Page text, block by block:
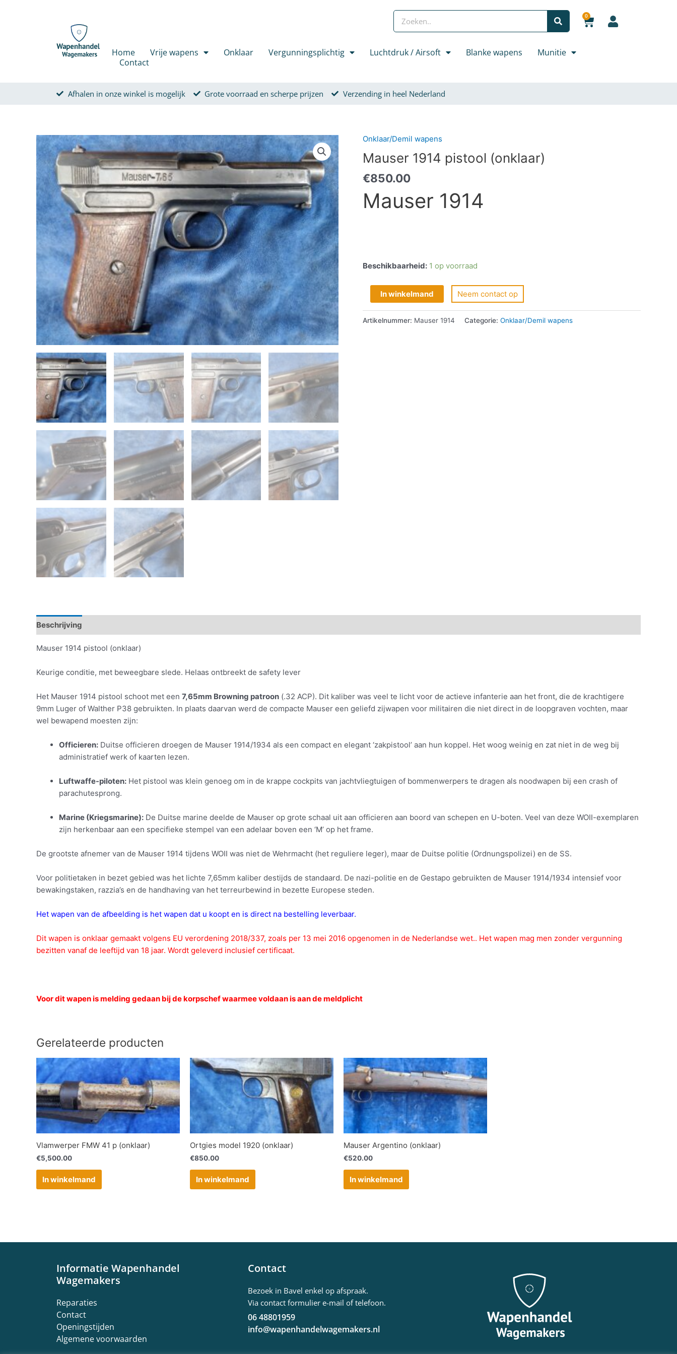
Zoeken
0
Winkelwagen
Home Vrije wapens Onklaar Vergunningsplichtig Luchtdruk / Airsoft Blanke wapens
Munitie
Contact
Afhalen in onze winkel is mogelijk Grote voorraad en scherpe prijzen Verzending in heel Nederland
Onklaar/Demil wapens
Mauser 1914 pistool (onklaar)
€850.00
Mauser 1914
Beschikbaarheid: 1 op voorraad
Mauser 1914 pistool (onklaar) aantal
In winkelmand Neem contact op
Artikelnummer: Mauser 1914 Categorie: Onklaar/Demil wapens
Beschrijving
Mauser 1914 pistool (onklaar)
Keurige conditie, met beweegbare slede. Helaas ontbreekt de safety lever
Het Mauser 1914 pistool schoot met een 7,65mm Browning patroon (.32 ACP). Dit kaliber was veel te licht voor de actieve infanterie aan het front, die de krachtigere
9mm Luger of Walther P38 gebruikten. In plaats daarvan werd de compacte Mauser een geliefd zijwapen voor militairen die niet direct in de loopgraven vochten, maar
wel bewapend moesten zijn:
Officieren: Duitse officieren droegen de Mauser 1914/1934 als een compact en elegant ‘zakpistool’ aan hun koppel. Het woog weinig en zat niet in de weg bij
administratief werk of kaarten lezen.
Luftwaffe-piloten: Het pistool was klein genoeg om in de krappe cockpits van jachtvliegtuigen of bommenwerpers te dragen als noodwapen bij een crash of
parachutesprong.
Marine (Kriegsmarine): De Duitse marine deelde de Mauser op grote schaal uit aan officieren aan boord van schepen en U-boten. Veel van deze WOII-exemplaren
zijn herkenbaar aan een specifieke stempel van een adelaar boven een ‘M’ op het frame.
De grootste afnemer van de Mauser 1914 tijdens WOII was niet de Wehrmacht (het reguliere leger), maar de Duitse politie (Ordnungspolizei) en de SS.
Voor politietaken in bezet gebied was het lichte 7,65mm kaliber destijds de standaard. De nazi-politie en de Gestapo gebruikten de Mauser 1914/1934 intensief voor
bewakingstaken, razzia’s en de handhaving van het terreurbewind in bezette Europese steden.
Het wapen van de afbeelding is het wapen dat u koopt en is direct na bestelling leverbaar.
Dit wapen is onklaar gemaakt volgens EU verordening 2018/337, zoals per 13 mei 2016 opgenomen in de Nederlandse wet.. Het wapen mag men zonder vergunning
bezitten vanaf de leeftijd van 18 jaar. Wordt geleverd inclusief certificaat.
Voor dit wapen is melding gedaan bij de korpschef waarmee voldaan is aan de meldplicht
Gerelateerde producten
Vlamwerper FMW 41 p (onklaar)
€5,500.00
In winkelmand
Ortgies model 1920 (onklaar)
€850.00
In winkelmand
Mauser Argentino (onklaar)
€520.00
In winkelmand
Informatie Wapenhandel
Wagemakers
Reparaties
Contact
Openingstijden
Algemene voorwaarden
Contact
Bezoek in Bavel enkel op afspraak.
Via contact formulier e-mail of telefoon.
06 48801959
info@wapenhandelwagemakers.nl